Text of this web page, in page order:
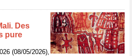
Des
pure
(08/05/2026),